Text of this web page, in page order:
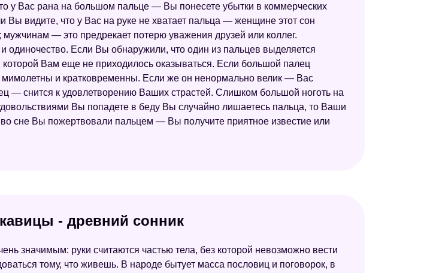
Сонник Таболкина
Сонник Юнга
Сонник Кассандры
Сонник Авеля
Сонник 2012
Сонник Странника
у Вас рана на большом пальце — Вы понесете убытки в коммерческих
видите, что у Вас на руке не хватает пальца — женщине этот сон
— это предрекает потерю уважения друзей или коллег.
Если Вы обнаружили, что один из пальцев выделяется
Вам еще не приходилось оказываться. Если большой палец
и кратковременны. Если же он ненормально велик — Вас
снится к удовлетворению Ваших страстей. Слишком большой ноготь на
Вы попадете в беду Вы случайно лишаетесь пальца, то Ваши
сне Вы пожертвовали пальцем — Вы получите приятное известие или
- древний сонник
значимым: руки считаются частью тела, без которой невозможно вести
тому, что живешь. В народе бытует масса пословиц и поговорок, в